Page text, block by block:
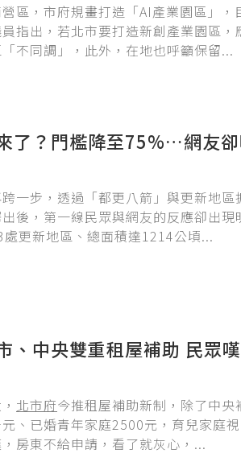
區，市府規畫打造「AI產業園區」，
指出，若北市要打造新創產業園區
不同調」，此外，在地也呼籲保留...
了？門檻降至75%…網友
一步，透過「都更八箭」與更新地區
後，第一線民眾與網友的反應卻出現
更新地區、總面積達1214公頃...
、中央雙重租屋補助 民眾
北市府今推租屋補助新制，除了中央
、已婚青年家庭2500元，育兒家庭
房東不給申請，看了就灰心，...